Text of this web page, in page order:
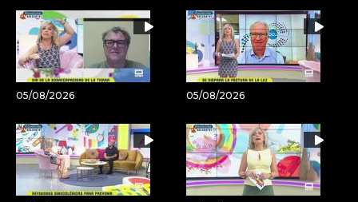
05/08/2026 05/08/2026